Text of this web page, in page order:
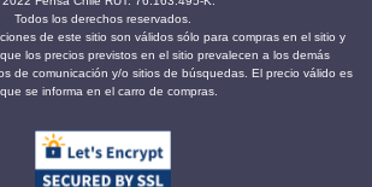
Todos los derechos reservados.
de este sitio son válidos sólo para compras en el sitio y
los precios previstos en el sitio prevalecen a los demás
de comunicación y/o sitios de búsquedas. El precio válido es
se informa en el carro de compras.